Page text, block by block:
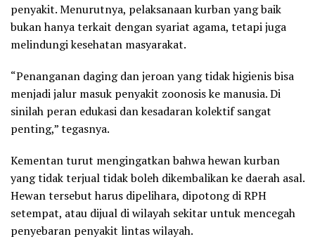
penyakit. Menurutnya, pelaksanaan kurban yang baik
bukan hanya terkait dengan syariat agama, tetapi juga
melindungi kesehatan masyarakat.
“Penanganan daging dan jeroan yang tidak higienis bisa
menjadi jalur masuk penyakit zoonosis ke manusia. Di
sinilah peran edukasi dan kesadaran kolektif sangat
penting,” tegasnya.
Kementan turut mengingatkan bahwa hewan kurban
yang tidak terjual tidak boleh dikembalikan ke daerah asal.
Hewan tersebut harus dipelihara, dipotong di RPH
setempat, atau dijual di wilayah sekitar untuk mencegah
penyebaran penyakit lintas wilayah.